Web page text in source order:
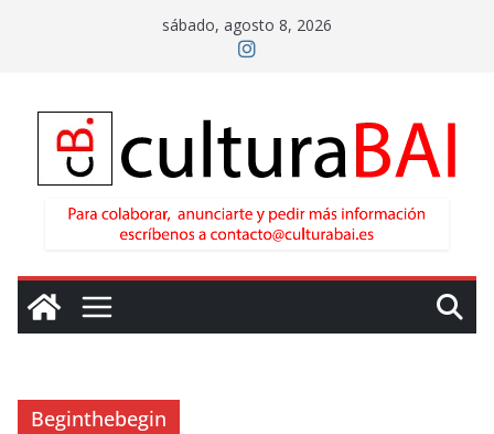
sábado, agosto 8, 2026
Beginthebegin